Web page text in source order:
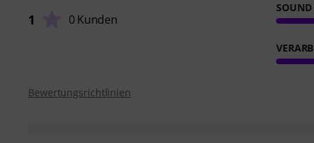
1 0 Kunden
SOUND
Bewertungsrichtlinien